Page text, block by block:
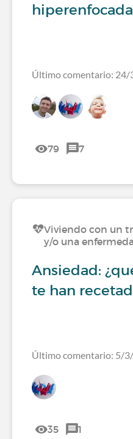
Último comentario:
79 7
Viviendo con un
y/o una
Ansiedad:
te han
Último comentario: 5/
35 1